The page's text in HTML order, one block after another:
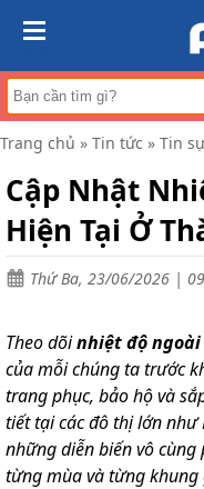
Trang
chủ
Máy
hút
ẩm
Máy
không
khí
hòa
di
nghiệp
Tin
tức
Liên
hệ
Trang chủ » Tin tức » Tin
Cập Nhật
Hiện Tại Ở
Thứ Ba, 23/06/2026 |
Theo dõinhiệt độ
của mỗi chúng ta trước
trang phục, bảo hộ và
tiết tại các đô thị lớn như
những diễn biến vô cùng
từng mùa và từng khung